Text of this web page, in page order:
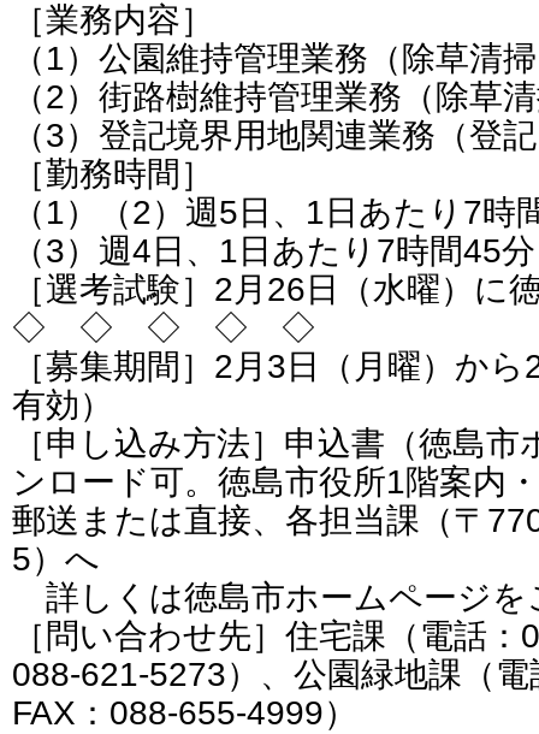
［業務内容］
（1）公園維持管理業務（除草清
（2）街路樹維持管理業務（除草
（3）登記境界用地関連業務（登
［勤務時間］
（1）（2）週5日、1日あたり7時
（3）週4日、1日あたり7時間45分
［選考試験］2月26日（水曜）に
◇ ◇ ◇ ◇ ◇
［募集期間］2月3日（月曜）か
有効）
［申し込み方法］申込書（徳島
ンロード可。徳島市役所1階案内
郵送または直接、各担当課（〒
5）へ
詳しくは徳島市ホームページを
［問い合わせ先］住宅課（電話
088-621-5273）、公園緑地課（
FAX：088-655-4999）